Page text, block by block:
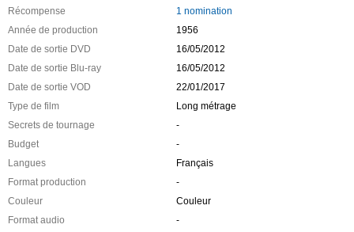
Récompense
1 nomination
Année de production
1956
Date de sortie DVD
16/05/2012
Date de sortie Blu-ray
16/05/2012
Date de sortie VOD
22/01/2017
Type de film
Long métrage
Secrets de tournage
-
Budget
-
Langues
Français
Format production
-
Couleur
Couleur
Format audio
-